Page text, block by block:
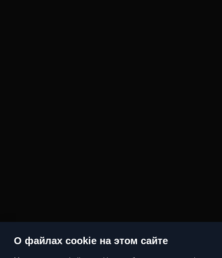
О файлах cookie на этом сайте